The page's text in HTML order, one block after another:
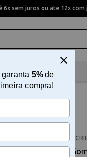
6x sem juros ou ate 12x com
Scrapbook
-
garanta 5%de
compra!